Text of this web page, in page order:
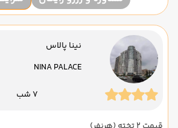
نینا پالاس
NINA PALACE
7 شب